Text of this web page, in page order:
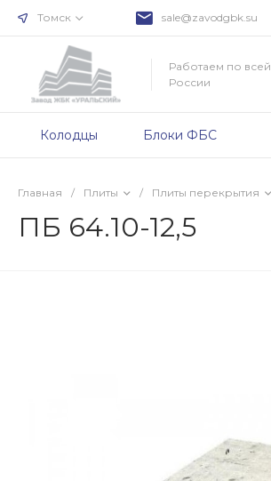
Томск sale@zavodgbk.su
Работаем по всей
России
Колодцы Блоки ФБС
Главная / Плиты / Плиты перекрытия
ПБ 64.10-12,5